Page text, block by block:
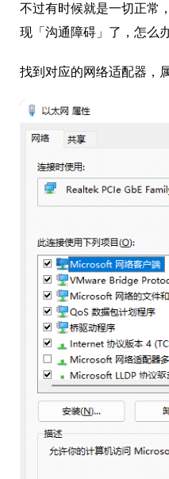
不过有时候就是一切正常
现「沟通障碍」了，怎么
找到对应的网络适配器，